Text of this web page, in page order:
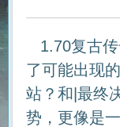
1.70复古传
了可能出现
站？和|最终
势，更像是